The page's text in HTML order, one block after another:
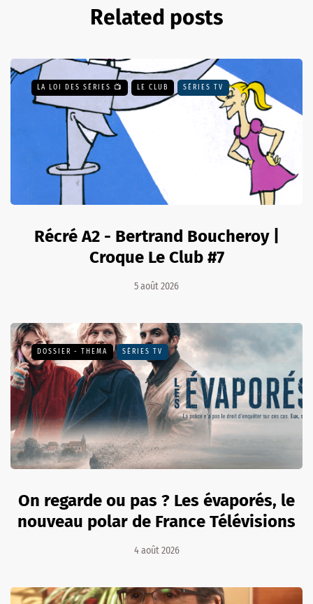
Related posts
LA LOI DES SÉRIES 📺 LE CLUB SÉRIES TV
Récré A2 - Bertrand Boucheroy |
Croque Le Club #7
5 août 2026
DOSSIER - THEMA SÉRIES TV
On regarde ou pas ? Les évaporés, le
nouveau polar de France Télévisions
4 août 2026